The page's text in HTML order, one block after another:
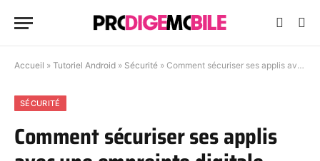
Accueil » Tutoriel Android » Sécurité » Comment sécuriser ses applis avec une empreinte digitale
SÉCURITÉ
Comment sécuriser ses applis